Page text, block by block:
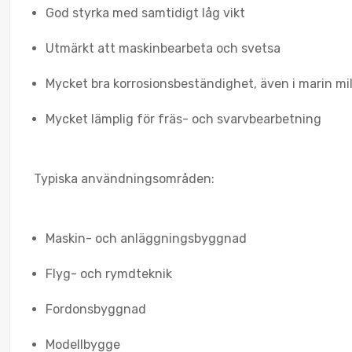
God styrka med samtidigt låg vikt
Utmärkt att maskinbearbeta och svetsa
Mycket bra korrosionsbeständighet, även i marin
Mycket lämplig för fräs- och svarvbearbetning
Typiska användningsområden:
Maskin- och anläggningsbyggnad
Flyg- och rymdteknik
Fordonsbyggnad
Modellbygge